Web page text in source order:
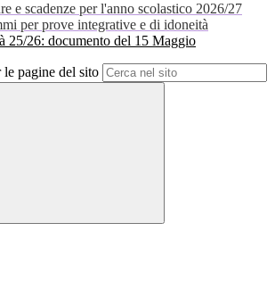
e scadenze per l'anno scolastico 2026/27
per prove integrative e di idoneità
25/26: documento del 15 Maggio
pagine del sito